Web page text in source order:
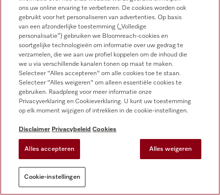
Vind uw Miele Experience Center
Nieuwsbrief
Contact contact@miele-support.be
Taal
ons uw online ervaring te verbeteren. De cookies worden ook
gebruikt voor het personaliseren van advertenties. Op basis
van een afzonderlijke toestemming („Volledige
personalisatie”) gebruiken we Bloomreach-cookies en
soortgelijke technologieën om informatie over uw gedrag te
verzamelen, die we aan uw profiel koppelen om de inhoud die
we u via verschillende kanalen tonen op maat te maken.
Selecteer "Alles accepteren" om alle cookies toe te staan.
Selecteer "Alles weigeren" om alleen essentiële cookies te
gebruiken. Raadpleeg voor meer informatie onze
Privacyverklaring en Cookieverklaring. U kunt uw toestemming
op elk moment wijzigen of intrekken in de cookie-instellingen.
Disclaimer Privacybeleid Cookies
Alles accepteren Alles weigeren
Cookie-instellingen